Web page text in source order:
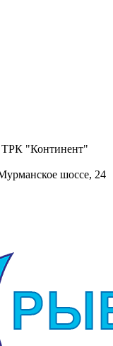
ТРК "Континент"
шоссе, 24